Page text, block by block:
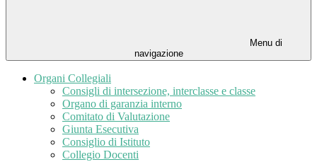
Menu di
navigazione
Organi Collegiali
Consigli di intersezione, interclasse e classe
Organo di garanzia interno
Comitato di Valutazione
Giunta Esecutiva
Consiglio di Istituto
Collegio Docenti